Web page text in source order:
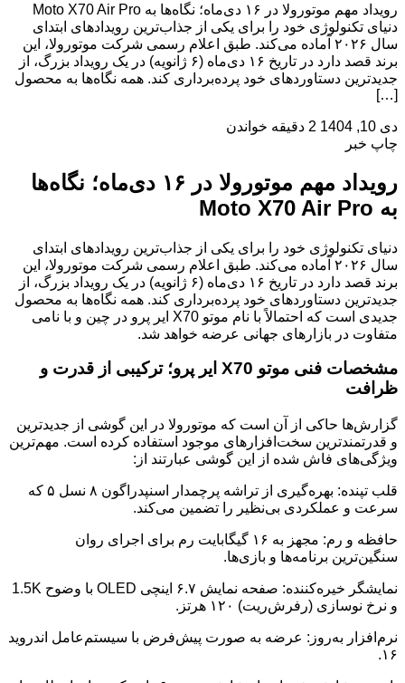
رویداد مهم موتورولا در ۱۶ دی‌ماه؛ نگاه‌ها به Moto X70 Air Pro
دنیای تکنولوژی خود را برای یکی از جذاب‌ترین رویدادهای ابتدای
سال ۲۰۲۶ آماده می‌کند. طبق اعلام رسمی شرکت موتورولا، این
برند قصد دارد در تاریخ ۱۶ دی‌ماه (۶ ژانویه) در یک رویداد بزرگ، از
جدیدترین دستاوردهای خود پرده‌برداری کند. همه نگاه‌ها به محصول
[…]
دی 10, 1404
2 دقیقه خواندن
چاپ خبر
رویداد مهم موتورولا در ۱۶ دی‌ماه؛ نگاه‌ها
به Moto X70 Air Pro
دنیای تکنولوژی خود را برای یکی از جذاب‌ترین رویدادهای ابتدای
سال ۲۰۲۶ آماده می‌کند. طبق اعلام رسمی شرکت موتورولا، این
برند قصد دارد در تاریخ ۱۶ دی‌ماه (۶ ژانویه) در یک رویداد بزرگ، از
جدیدترین دستاوردهای خود پرده‌برداری کند. همه نگاه‌ها به محصول
جدیدی است که احتمالاً با نام موتو X70 ایر پرو در چین و با نامی
متفاوت در بازارهای جهانی عرضه خواهد شد.
مشخصات فنی موتو X70 ایر پرو؛ ترکیبی از قدرت و
ظرافت
گزارش‌ها حاکی از آن است که موتورولا در این گوشی از جدیدترین
و قدرتمندترین سخت‌افزارهای موجود استفاده کرده است. مهم‌ترین
ویژگی‌های فاش شده از این گوشی عبارتند از:
قلب تپنده: بهره‌گیری از تراشه پرچمدار اسنپدراگون ۸ نسل ۵ که
سرعت و عملکردی بی‌نظیر را تضمین می‌کند.
حافظه و رم: مجهز به ۱۶ گیگابایت رم برای اجرای روان
سنگین‌ترین برنامه‌ها و بازی‌ها.
نمایشگر خیره‌کننده: صفحه نمایش ۶.۷ اینچی OLED با وضوح 1.5K
و نرخ نوسازی (رفرش‌ریت) ۱۲۰ هرتز.
نرم‌افزار به‌روز: عرضه به صورت پیش‌فرض با سیستم‌عامل اندروید
۱۶.